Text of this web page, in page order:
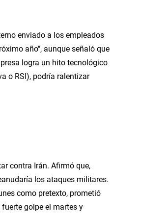
enviado a los empleados
año", aunque señaló que
logra un hito tecnológico
o RSI), podría ralentizar
contra Irán. Afirmó que,
los ataques militares.
como pretexto, prometió
golpe el martes y